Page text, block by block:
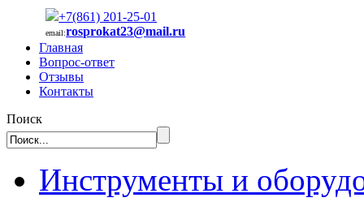
+7(861) 201-25-01
email:rosprokat23@mail.ru
Главная
Вопрос-ответ
Отзывы
Контакты
Поиск
Инструменты и